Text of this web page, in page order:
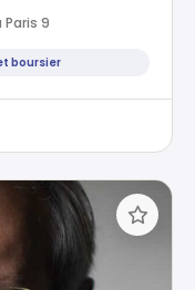
9
boursier